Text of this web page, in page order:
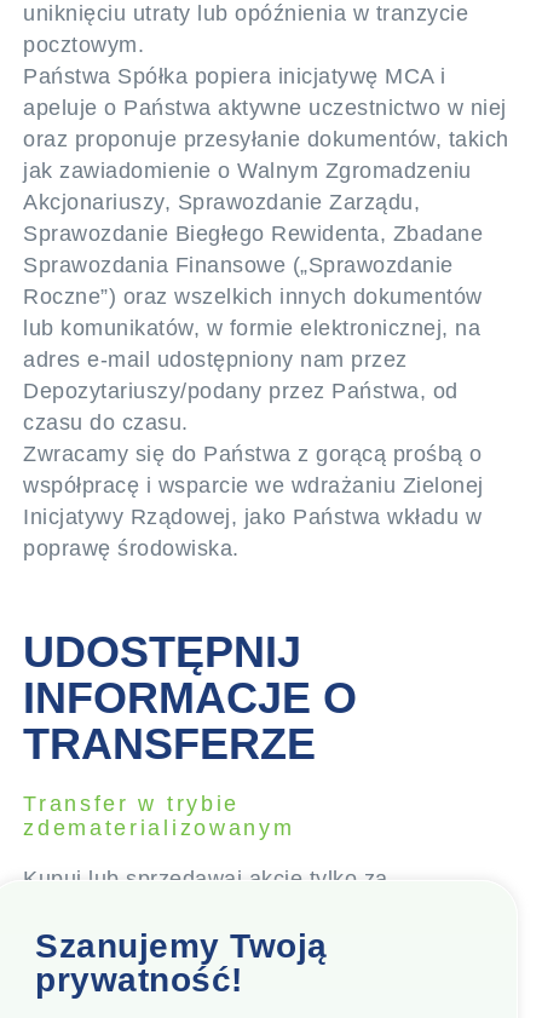
Szanujemy Twoją
prywatność!
uniknięciu utraty lub opóźnienia w tranzycie
pocztowym.
Państwa Spółka popiera inicjatywę MCA i
apeluje o Państwa aktywne uczestnictwo w niej
oraz proponuje przesyłanie dokumentów, takich
jak zawiadomienie o Walnym Zgromadzeniu
Akcjonariuszy, Sprawozdanie Zarządu,
Sprawozdanie Biegłego Rewidenta, Zbadane
Sprawozdania Finansowe („Sprawozdanie
Roczne”) oraz wszelkich innych dokumentów
lub komunikatów, w formie elektronicznej, na
adres e-mail udostępniony nam przez
Depozytariuszy/podany przez Państwa, od
czasu do czasu.
Zwracamy się do Państwa z gorącą prośbą o
współpracę i wsparcie we wdrażaniu Zielonej
Inicjatywy Rządowej, jako Państwa wkładu w
poprawę środowiska.
UDOSTĘPNIJ
INFORMACJE O
TRANSFERZE
Transfer w trybie
zdematerializowanym
Kupuj lub sprzedawaj akcje tylko za
zarejestrowanych na giełdach papierów
wartościowych lub zabezpieczonych witrynach
handlu internetowego. Upewnij się, że uzyskasz